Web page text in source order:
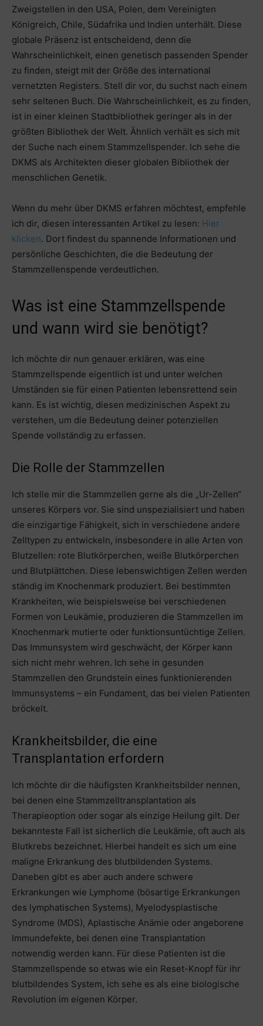
Zweigstellen in den USA, Polen, dem Vereinigten
Königreich, Chile, Südafrika und Indien unterhält. Diese
globale Präsenz ist entscheidend, denn die
Wahrscheinlichkeit, einen genetisch passenden Spender
zu finden, steigt mit der Größe des international
vernetzten Registers. Stell dir vor, du suchst nach einem
sehr seltenen Buch. Die Wahrscheinlichkeit, es zu finden,
ist in einer kleinen Stadtbibliothek geringer als in der
größten Bibliothek der Welt. Ähnlich verhält es sich mit
der Suche nach einem Stammzellspender. Ich sehe die
DKMS als Architekten dieser globalen Bibliothek der
menschlichen Genetik.
Wenn du mehr über DKMS erfahren möchtest, empfehle
ich dir, diesen interessanten Artikel zu lesen: Hier
klicken. Dort findest du spannende Informationen und
persönliche Geschichten, die die Bedeutung der
Stammzellenspende verdeutlichen.
Was ist eine Stammzellspende
und wann wird sie benötigt?
Ich möchte dir nun genauer erklären, was eine
Stammzellspende eigentlich ist und unter welchen
Umständen sie für einen Patienten lebensrettend sein
kann. Es ist wichtig, diesen medizinischen Aspekt zu
verstehen, um die Bedeutung deiner potenziellen
Spende vollständig zu erfassen.
Die Rolle der Stammzellen
Ich stelle mir die Stammzellen gerne als die „Ur-Zellen“
unseres Körpers vor. Sie sind unspezialisiert und haben
die einzigartige Fähigkeit, sich in verschiedene andere
Zelltypen zu entwickeln, insbesondere in alle Arten von
Blutzellen: rote Blutkörperchen, weiße Blutkörperchen
und Blutplättchen. Diese lebenswichtigen Zellen werden
ständig im Knochenmark produziert. Bei bestimmten
Krankheiten, wie beispielsweise bei verschiedenen
Formen von Leukämie, produzieren die Stammzellen im
Knochenmark mutierte oder funktionsuntüchtige Zellen.
Das Immunsystem wird geschwächt, der Körper kann
sich nicht mehr wehren. Ich sehe in gesunden
Stammzellen den Grundstein eines funktionierenden
Immunsystems – ein Fundament, das bei vielen Patienten
bröckelt.
Krankheitsbilder, die eine
Transplantation erfordern
Ich möchte dir die häufigsten Krankheitsbilder nennen,
bei denen eine Stammzelltransplantation als
Therapieoption oder sogar als einzige Heilung gilt. Der
bekannteste Fall ist sicherlich die Leukämie, oft auch als
Blutkrebs bezeichnet. Hierbei handelt es sich um eine
maligne Erkrankung des blutbildenden Systems.
Daneben gibt es aber auch andere schwere
Erkrankungen wie Lymphome (bösartige Erkrankungen
des lymphatischen Systems), Myelodysplastische
Syndrome (MDS), Aplastische Anämie oder angeborene
Immundefekte, bei denen eine Transplantation
notwendig werden kann. Für diese Patienten ist die
Stammzellspende so etwas wie ein Reset-Knopf für ihr
blutbildendes System, ich sehe es als eine biologische
Revolution im eigenen Körper.